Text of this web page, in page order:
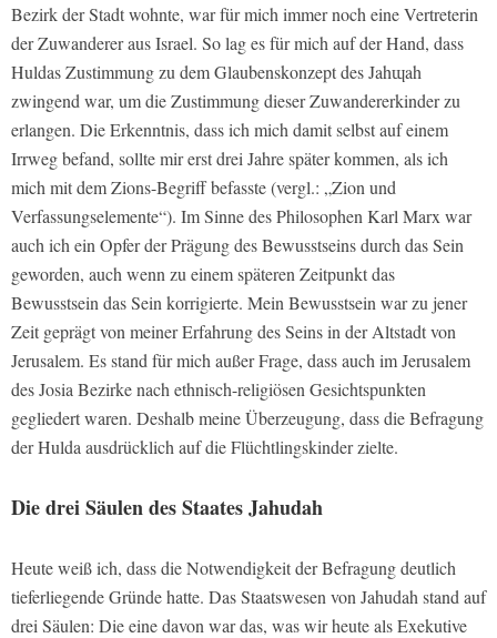
Bezirk der Stadt wohnte, war für mich immer noch eine Vertreterin
der Zuwanderer aus Israel. So lag es für mich auf der Hand, dass
Huldas Zustimmung zu dem Glaubenskonzept des Jahɰah
zwingend war, um die Zustimmung dieser Zuwandererkinder zu
erlangen. Die Erkenntnis, dass ich mich damit selbst auf einem
Irrweg befand, sollte mir erst drei Jahre später kommen, als ich
mich mit dem Zions-Begriff befasste (vergl.: „Zion und
Verfassungselemente“). Im Sinne des Philosophen Karl Marx war
auch ich ein Opfer der Prägung des Bewusstseins durch das Sein
geworden, auch wenn zu einem späteren Zeitpunkt das
Bewusstsein das Sein korrigierte. Mein Bewusstsein war zu jener
Zeit geprägt von meiner Erfahrung des Seins in der Altstadt von
Jerusalem. Es stand für mich außer Frage, dass auch im Jerusalem
des Josia Bezirke nach ethnisch-religiösen Gesichtspunkten
gegliedert waren. Deshalb meine Überzeugung, dass die Befragung
der Hulda ausdrücklich auf die Flüchtlingskinder zielte.
Die drei Säulen des Staates Jahudah
Heute weiß ich, dass die Notwendigkeit der Befragung deutlich
tieferliegende Gründe hatte. Das Staatswesen von Jahudah stand auf
drei Säulen: Die eine davon war das, was wir heute als Exekutive